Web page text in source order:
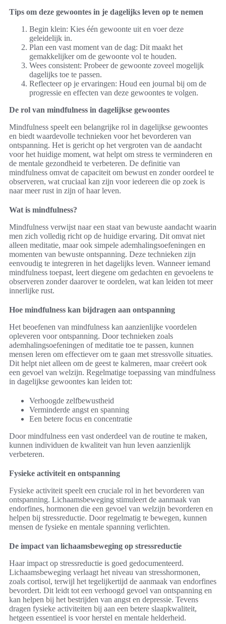
Tips om deze gewoontes in je dagelijks leven op te nemen
Begin klein: Kies één gewoonte uit en voer deze
geleidelijk in.
Plan een vast moment van de dag: Dit maakt het
gemakkelijker om de gewoonte vol te houden.
Wees consistent: Probeer de gewoonte zoveel mogelijk
dagelijks toe te passen.
Reflecteer op je ervaringen: Houd een journal bij om de
progressie en effecten van deze gewoontes te volgen.
De rol van mindfulness in dagelijkse gewoontes
Mindfulness speelt een belangrijke rol in dagelijkse gewoontes
en biedt waardevolle technieken voor het bevorderen van
ontspanning. Het is gericht op het vergroten van de aandacht
voor het huidige moment, wat helpt om stress te verminderen en
de mentale gezondheid te verbeteren. De definitie van
mindfulness omvat de capaciteit om bewust en zonder oordeel te
observeren, wat cruciaal kan zijn voor iedereen die op zoek is
naar meer rust in zijn of haar leven.
Wat is mindfulness?
Mindfulness verwijst naar een staat van bewuste aandacht waarin
men zich volledig richt op de huidige ervaring. Dit omvat niet
alleen meditatie, maar ook simpele ademhalingsoefeningen en
momenten van bewuste ontspanning. Deze technieken zijn
eenvoudig te integreren in het dagelijks leven. Wanneer iemand
mindfulness toepast, leert diegene om gedachten en gevoelens te
observeren zonder daarover te oordelen, wat kan leiden tot meer
innerlijke rust.
Hoe mindfulness kan bijdragen aan ontspanning
Het beoefenen van mindfulness kan aanzienlijke voordelen
opleveren voor ontspanning. Door technieken zoals
ademhalingsoefeningen of meditatie toe te passen, kunnen
mensen leren om effectiever om te gaan met stressvolle situaties.
Dit helpt niet alleen om de geest te kalmeren, maar creëert ook
een gevoel van welzijn. Regelmatige toepassing van mindfulness
in dagelijkse gewoontes kan leiden tot:
Verhoogde zelfbewustheid
Verminderde angst en spanning
Een betere focus en concentratie
Door mindfulness een vast onderdeel van de routine te maken,
kunnen individuen de kwaliteit van hun leven aanzienlijk
verbeteren.
Fysieke activiteit en ontspanning
Fysieke activiteit speelt een cruciale rol in het bevorderen van
ontspanning. Lichaamsbeweging stimuleert de aanmaak van
endorfines, hormonen die een gevoel van welzijn bevorderen en
helpen bij stressreductie. Door regelmatig te bewegen, kunnen
mensen de fysieke en mentale spanning verlichten.
De impact van lichaamsbeweging op stressreductie
Haar impact op stressreductie is goed gedocumenteerd.
Lichaamsbeweging verlaagt het niveau van stresshormonen,
zoals cortisol, terwijl het tegelijkertijd de aanmaak van endorfines
bevordert. Dit leidt tot een verhoogd gevoel van ontspanning en
kan helpen bij het bestrijden van angst en depressie. Tevens
dragen fysieke activiteiten bij aan een betere slaapkwaliteit,
hetgeen essentieel is voor herstel en mentale helderheid.